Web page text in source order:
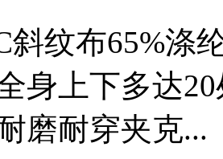
斜纹布65%涤
身上下多达
磨耐穿夹克...